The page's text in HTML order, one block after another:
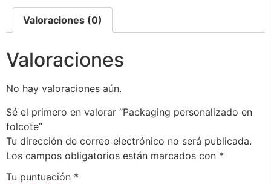
Valoraciones (0)
Valoraciones
No hay valoraciones aún.
Sé el primero en valorar “Packaging personalizado en
folcote”
Tu dirección de correo electrónico no será publicada.
Los campos obligatorios están marcados con *
Tu puntuación *